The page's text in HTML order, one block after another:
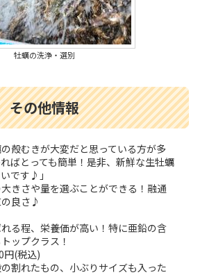
牡蠣の洗浄・選別
その他情報
殻むきが大変だと思っている方が多
ばとっても簡単！是非、新鮮な生牡蠣
です♪」
きさや量を選ぶことができる！融通
良さ♪
る程、栄養価が高い！特に亜鉛の含
ップクラス！
(税込)
割れたもの、小ぶりサイズも入った